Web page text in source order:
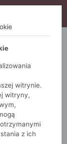
S15)
witrynie.
witryny,
z ich